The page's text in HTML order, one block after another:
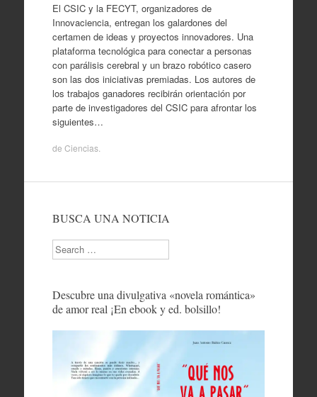
El CSIC y la FECYT, organizadores de
Innovaciencia, entregan los galardones del
certamen de ideas y proyectos innovadores. Una
plataforma tecnológica para conectar a personas
con parálisis cerebral y un brazo robótico casero
son las dos iniciativas premiadas. Los autores de
los trabajos ganadores recibirán orientación por
parte de investigadores del CSIC para afrontar los
siguientes…
de Ciencias.
BUSCA UNA NOTICIA
Search
Descubre una divulgativa «novela romántica»
de amor real ¡En ebook y ed. bolsillo!